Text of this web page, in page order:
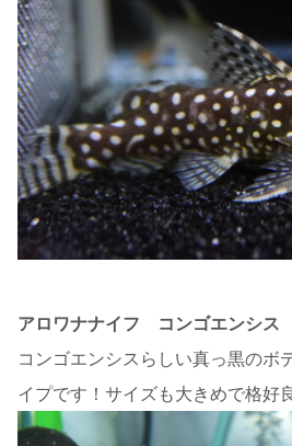
アロワナナイフ コンゴエンシ
コンゴエンシスらしい真っ黒のボ
イプです！サイズも大きめで格好